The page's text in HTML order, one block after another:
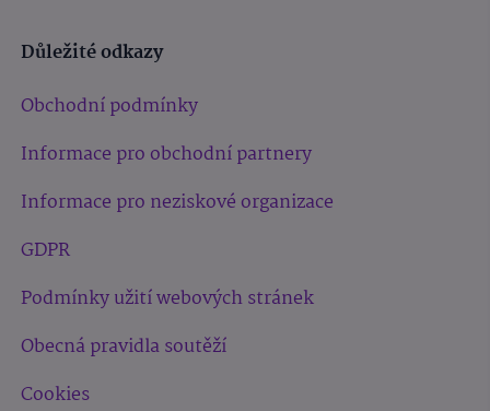
Důležité odkazy
Obchodní podmínky
Informace pro obchodní partnery
Informace pro neziskové organizace
GDPR
Podmínky užití webových stránek
Obecná pravidla soutěží
Cookies